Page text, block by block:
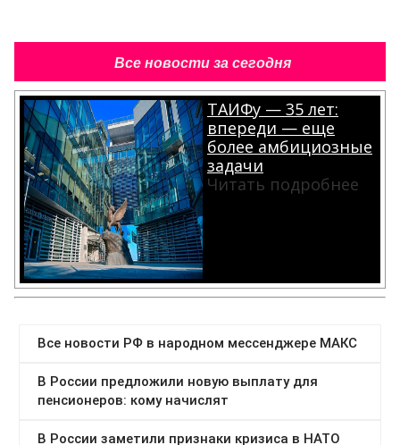
Все новости за сегодня
ТАИФу — 35 лет:
впереди — еще
более амбициозные
задачи
Читать подробнее